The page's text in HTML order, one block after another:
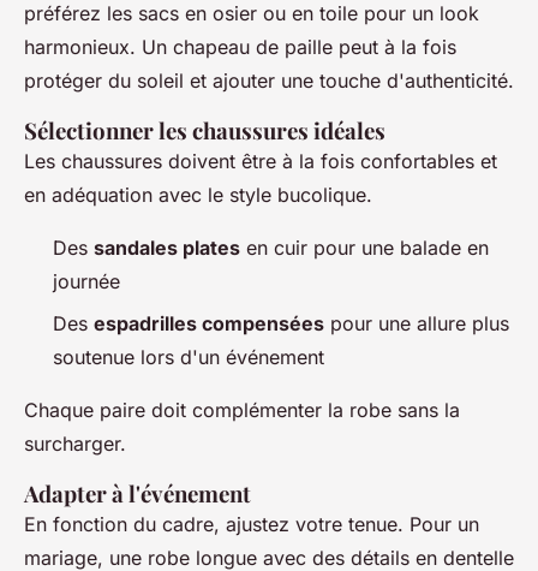
préférez les sacs en osier ou en toile pour un look
harmonieux. Un chapeau de paille peut à la fois
protéger du soleil et ajouter une touche d'authenticité.
Sélectionner les chaussures idéales
Les chaussures doivent être à la fois confortables et
en adéquation avec le style bucolique.
Des sandales plates en cuir pour une balade en
journée
Des espadrilles compensées pour une allure plus
soutenue lors d'un événement
Chaque paire doit complémenter la robe sans la
surcharger.
Adapter à l'événement
En fonction du cadre, ajustez votre tenue. Pour un
mariage, une robe longue avec des détails en dentelle